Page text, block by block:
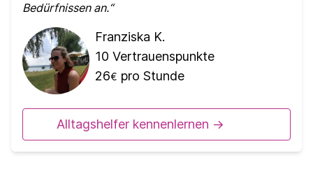
Bedürfnissen an.
Franziska K.
10 Vertrauenspunkte
26€ pro Stunde
Alltagshelfer kennenlernen ->